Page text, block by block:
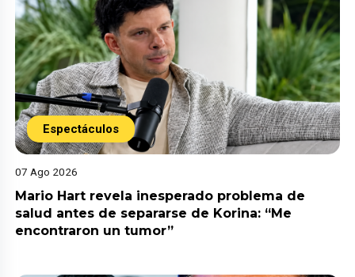
Espectáculos
07 Ago 2026
Mario Hart revela inesperado problema de
salud antes de separarse de Korina: “Me
encontraron un tumor”